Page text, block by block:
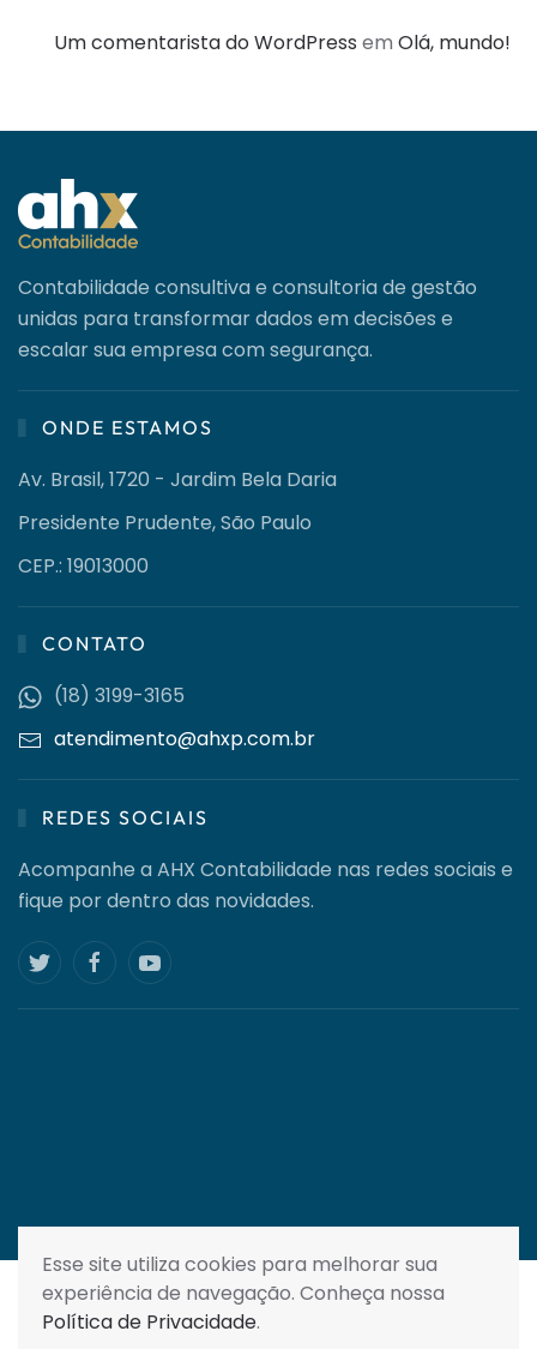
Um comentarista do WordPress em Olá, mundo!
Contabilidade consultiva e consultoria de gestão
unidas para transformar dados em decisões e
escalar sua empresa com segurança.
ONDE ESTAMOS
Av. Brasil, 1720 - Jardim Bela Daria
Presidente Prudente, São Paulo
CEP.: 19013000
CONTATO
(18) 3199-3165
atendimento@ahxp.com.br
REDES SOCIAIS
Acompanhe a AHX Contabilidade nas redes sociais e
fique por dentro das novidades.
Todos os direitos reservados . 2025 |Política de
Privacidade
Esse site utiliza cookies para melhorar sua
experiência de navegação. Conheça nossa
Política de Privacidade.